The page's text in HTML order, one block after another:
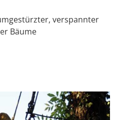
verspannter
Bäume